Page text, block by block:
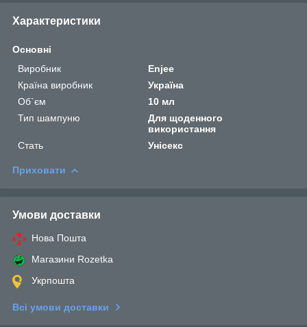
Характеристики
Основні
Виробник
Enjee
Країна виробник
Україна
Об`єм
10 мл
Тип шампуню
Для щоденного
використання
Стать
Унісекс
Приховати
Умови доставки
Нова Пошта
Магазини Rozetka
Укрпошта
Всі умови доставки